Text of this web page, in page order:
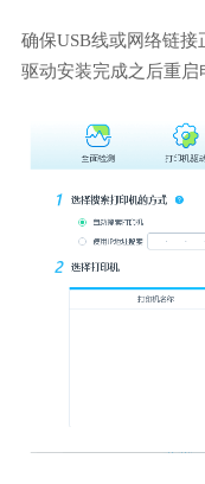
确保USB线或网络链接
驱动安装完成之后重